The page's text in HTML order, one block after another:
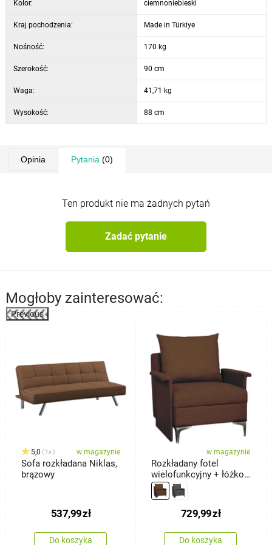
Kolor: ciemnoniebieski
Kraj pochodzenia: Made in Türkiye
Nośność: 170 kg
Szerokość: 90 cm
Waga: 41,71 kg
Wysokość: 88 cm
Opinia Pytania (0)
Ten produkt nie ma żadnych pytań
Zadać pytanie
Mogłoby zainteresować:
Previous
5,0 1x w magazynie
Sofa rozkładana Niklas,
brązowy
537,99zł
Do koszyka
w magazynie
Rozkładany fotel
wielofunkcyjny + łóżko
Baron, brązowy
729,99zł
Do koszyka